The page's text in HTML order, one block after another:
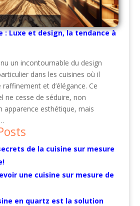
: Luxe et design, la tendance à
un incontournable du design
dans les cuisines où il
et d’élégance. Ce
ne cesse de séduire, non
apparence esthétique, mais
de la cuisine sur mesure
une cuisine sur mesure de
en quartz est la solution